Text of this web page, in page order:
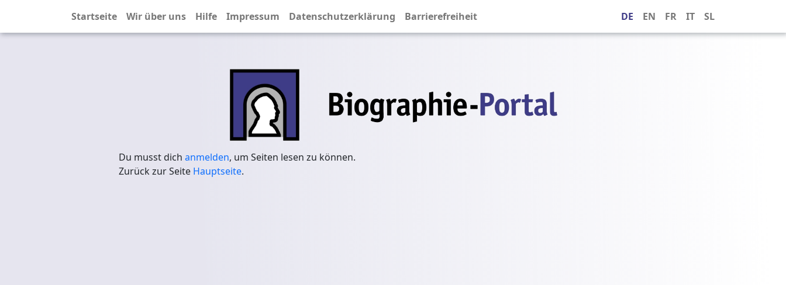
Startseite Wir über uns Hilfe Impressum Datenschutzerklärung Barrierefreiheit DE EN FR IT SL
Du musst dich anmelden, um Seiten lesen zu können.
Zurück zur Seite Hauptseite.